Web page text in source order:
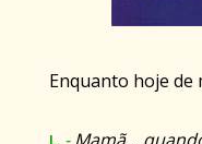
Enquanto hoje de